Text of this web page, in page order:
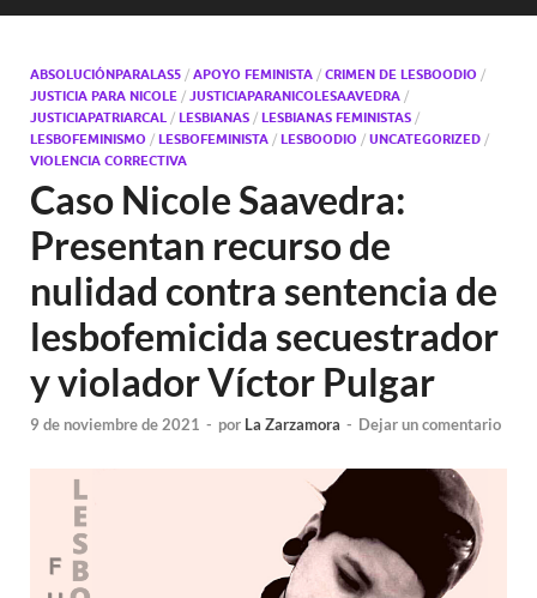
ABSOLUCIÓNPARALAS5 / APOYO FEMINISTA / CRIMEN DE LESBOODIO /
JUSTICIA PARA NICOLE / JUSTICIAPARANICOLESAAVEDRA /
JUSTICIAPATRIARCAL / LESBIANAS / LESBIANAS FEMINISTAS /
LESBOFEMINISMO / LESBOFEMINISTA / LESBOODIO / UNCATEGORIZED /
VIOLENCIA CORRECTIVA
Caso Nicole Saavedra:
Presentan recurso de
nulidad contra sentencia de
lesbofemicida secuestrador
y violador Víctor Pulgar
9 de noviembre de 2021 - por La Zarzamora - Dejar un comentario